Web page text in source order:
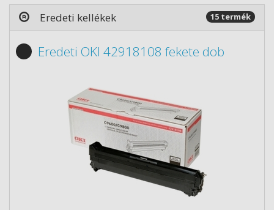
Eredeti kellékek 15 termék
Eredeti OKI 42918108 fekete dob